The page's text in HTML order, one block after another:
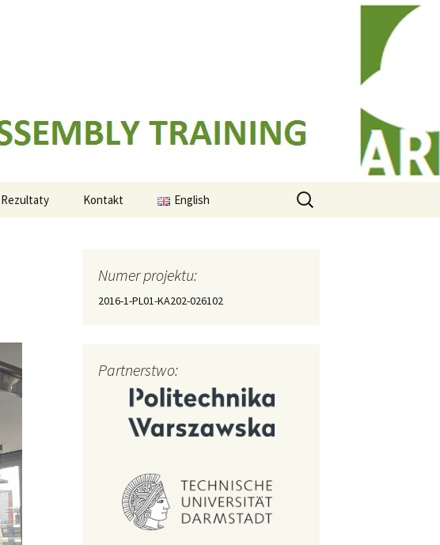
Rezultaty
IO2: System szkoleniowy
IO4: Aplikacja ARFAT
IO5: Markery ARFAT AR
ARFAT
Materiały dodatkowe
Kontakt English
Szukaj:
Numer projektu:
2016-1-PL01-KA202-026102
Partnerstwo: